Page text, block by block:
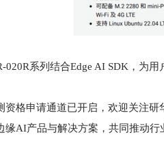
020R系列结合Edge AI SDK，为
资格申请通道已开启，欢迎关注
缘AI产品与解决方案，共同推动行